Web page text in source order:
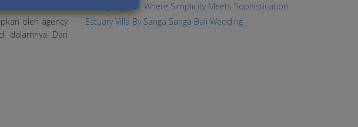
oleh agency
dalamnya. Dari
Mahogany Bali: Where Simplicity Meets Sophistication
Estuary Villa By Sanga Sanga Bali Wedding